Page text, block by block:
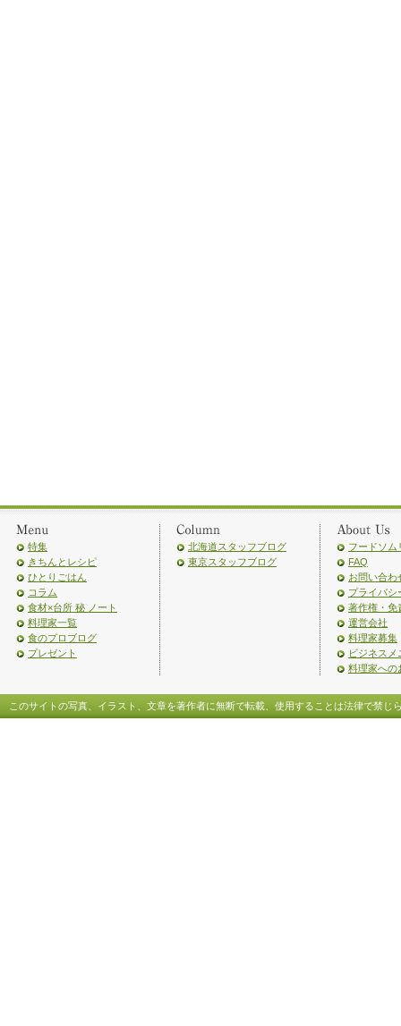
特集
きちんとレシピ
ひとりごはん
コラム
食材×台所 秘 ノート
料理家一覧
食のプロブログ
プレゼント
北海道スタッフブログ
東京スタッフブログ
フードソム
FAQ
お問い合わ
プライバシ
著作権・免
運営会社
料理家募集
ビジネスメ
料理家への
このサイトの写真、イラスト、文章を著作者に無断で転載、使用することは法律で禁じ